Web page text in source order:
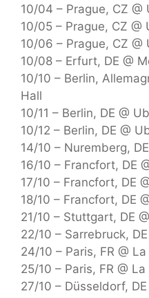
10/04 – Prague, CZ @
10/05 – Prague, CZ @
10/06 – Prague, CZ @
10/08 – Erfurt, DE @
10/10 – Berlin,
Hall
10/11 – Berlin, DE @
10/12 – Berlin, DE @
14/10 – Nuremberg,
16/10 – Francfort, DE
17/10 – Francfort, DE
18/10 – Francfort, DE
21/10 – Stuttgart, DE
22/10 – Sarrebruck,
24/10 – Paris, FR @
25/10 – Paris, FR @
27/10 – Düsseldorf,